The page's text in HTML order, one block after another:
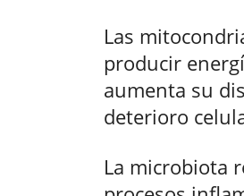
Las
producir
aumenta su
deterioro
La microbiota